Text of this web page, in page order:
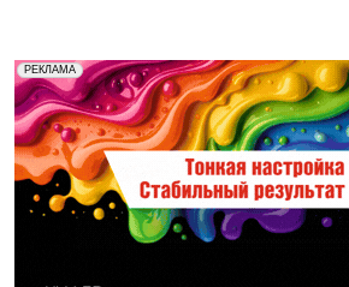
РЕКЛАМА
Реклама. Рекламодатель ООО "Передовые Системы
Печати" erid: 2SDnjd2d4Qz